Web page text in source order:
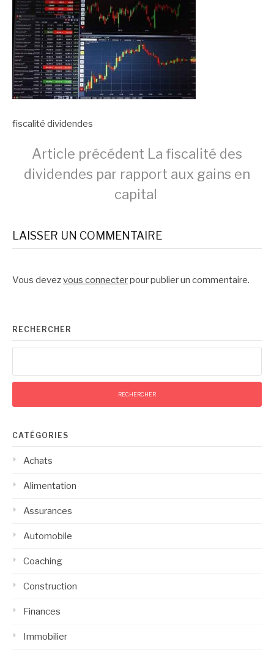
fiscalité dividendes
Lire
suite
Article précédent La fiscalité des
dividendes par rapport aux gains en
capital
LAISSER UN COMMENTAIRE
Vous devezvous connecterpour publier un commentaire.
RECHERCHER
CATÉGORIES
Achats
Alimentation
Assurances
Automobile
Coaching
Construction
Finances
Immobilier